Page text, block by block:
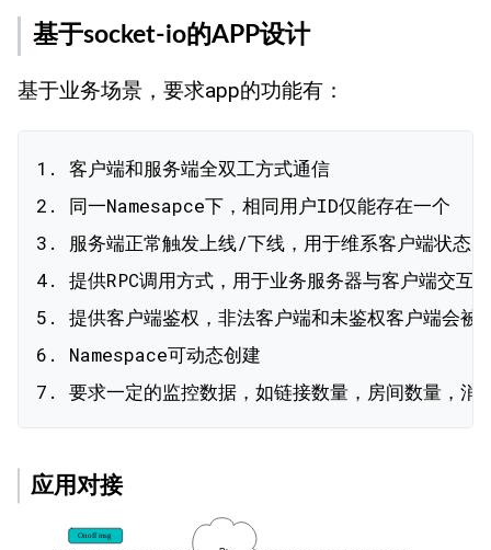
基于socket-io的APP设计
基于业务场景，要求app的功能有：
1. 客户端和服务端全双工方式通信
2. 同一Namesapce下，相同用户ID仅能存在一个
3. 服务端正常触发上线/下线，用于维系客户端状态
4. 提供RPC调用方式，用于业务服务器与客户端交互
5. 提供客户端鉴权，非法客户端和未鉴权客户端会被
6. Namespace可动态创建
应用对接